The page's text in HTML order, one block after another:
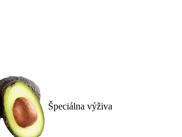
Špeciálna výživa